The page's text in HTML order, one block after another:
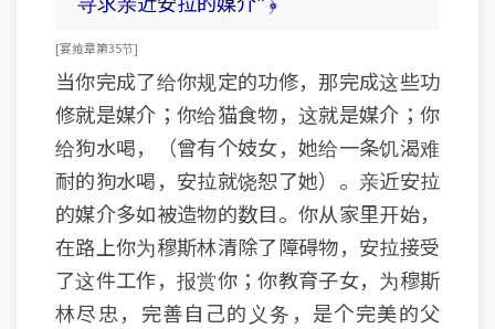
[ 宴飨章第35节 ]
当你完成了给你规定的功修，那完成这些功
修就是媒介；你给猫食物，这就是媒介；你
给狗水喝，（曾有个妓女，她给一条饥渴难
耐的狗水喝，安拉就饶恕了她）。亲近安拉
的媒介多如被造物的数目。你从家里开始，
在路上你为穆斯林清除了障碍物，安拉接受
了这件工作，报赏你；你教育子女，为穆斯
林尽忠，完善自己的义务，是个完美的父